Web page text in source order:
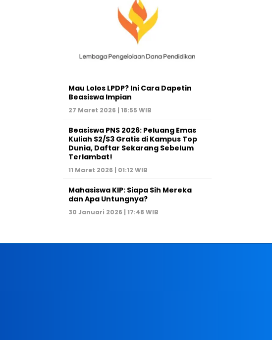
Mau Lolos LPDP? Ini Cara Dapetin
Beasiswa Impian
27 Maret 2026 | 18:55 WIB
Beasiswa PNS 2026: Peluang Emas
Kuliah S2/S3 Gratis di Kampus Top
Dunia, Daftar Sekarang Sebelum
Terlambat!
11 Maret 2026 | 01:12 WIB
Mahasiswa KIP: Siapa Sih Mereka
dan Apa Untungnya?
30 Januari 2026 | 17:48 WIB